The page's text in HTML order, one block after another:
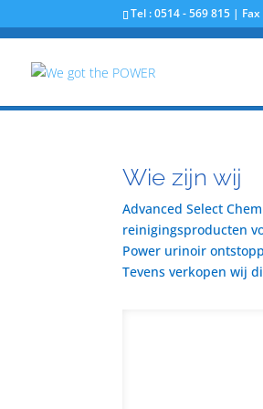
Tel : 0514 - 569 815 |
Wie zijn wij
Advanced Select
reinigingsproducten
Power urinoir
Tevens verkopen wij